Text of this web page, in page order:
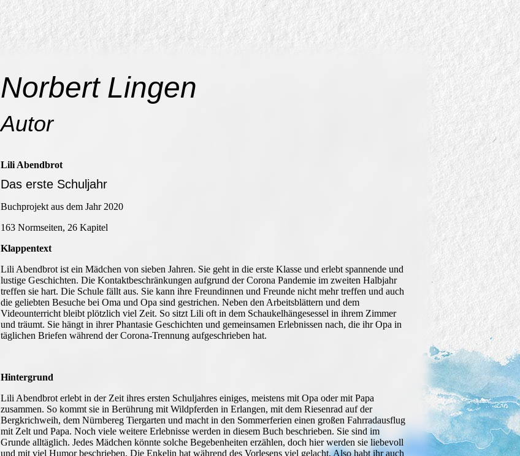
Norbert Lingen
Autor
Lili Abendbrot
Das erste Schuljahr
Buchprojekt aus dem Jahr 2020
163 Normseiten, 26 Kapitel
Klappentext
Lili Abendbrot ist ein Mädchen von sieben Jahren. Sie geht in die erste Klasse und erlebt spannende und
lustige Geschichten. Die Kontaktbeschränkungen aufgrund der Corona Pandemie im zweiten Halbjahr
treffen sie hart. Die Schule fällt aus. Sie kann ihre Freundinnen und Freunde nicht mehr treffen und auch
die geliebten Besuche bei Oma und Opa sind gestrichen. Neben den Arbeitsblättern und dem
Videounterricht bleibt plötzlich viel Zeit. So sitzt Lili oft in dem Schaukelhängesessel in ihrem Zimmer
und träumt. Sie hängt in ihrer Phantasie Geschichten und gemeinsamen Erlebnissen nach, die ihr Opa in
täglichen Briefen während der Corona-Trennung aufgeschrieben hat.
Hintergrund
Lili Abendbrot erlebt in der Zeit ihres ersten Schuljahres einiges, meistens mit Opa oder mit Papa
zusammen. So kommt sie in Berührung mit Wildpferden in Erlangen, mit dem Riesenrad auf der
Bergkrichweih, dem Nürnbereg Tiergarten und macht in den Sommerferien einen großen Fahrradausflug
mit Zelt und Papa. Noch viele weitere Erlebnisse werden in diesem Buch beschrieben. Sie sind im
Grunde alltäglich. Jedes Mädchen könnte solche Begebenheiten erzählen, doch hier werden sie liebevoll
und mit viel Humor beschrieben. Die Enkelin hat während des Vorlesens viel gelacht. Also habt ihr auch